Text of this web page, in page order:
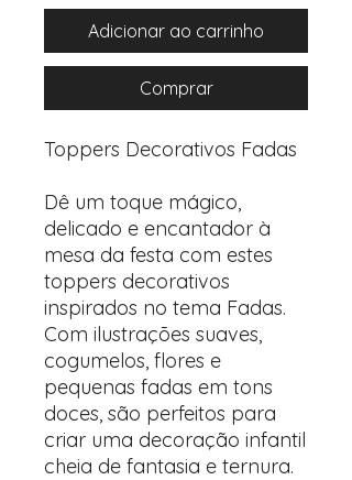
Adicionar ao carrinho
Comprar
Toppers Decorativos Fadas
Dê um toque mágico,
delicado e encantador à
mesa da festa com estes
toppers decorativos
inspirados no tema Fadas.
Com ilustrações suaves,
cogumelos, flores e
pequenas fadas em tons
doces, são perfeitos para
criar uma decoração infantil
cheia de fantasia e ternura.